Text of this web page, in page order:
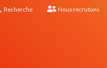
Recherche Nous recrutons